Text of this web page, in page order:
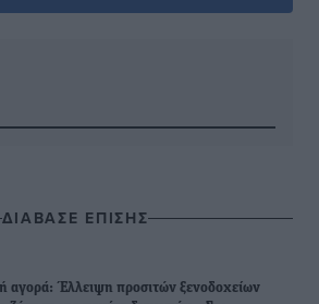
ΔΙΑΒΑΣΕ ΕΠΙΣΗΣ
αγορά: Έλλειψη προσιτών ξενοδοχείων